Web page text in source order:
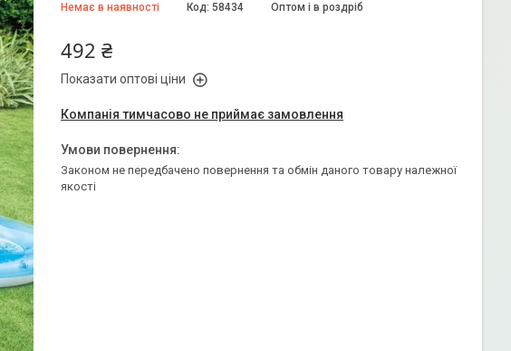
Немає в наявності Оптом і в роздріб
Код: 58434
492 ₴
Показати оптові ціни
Компанія тимчасово не приймає замовлення
Законом не передбачено повернення та обмін даного товару належної
якості